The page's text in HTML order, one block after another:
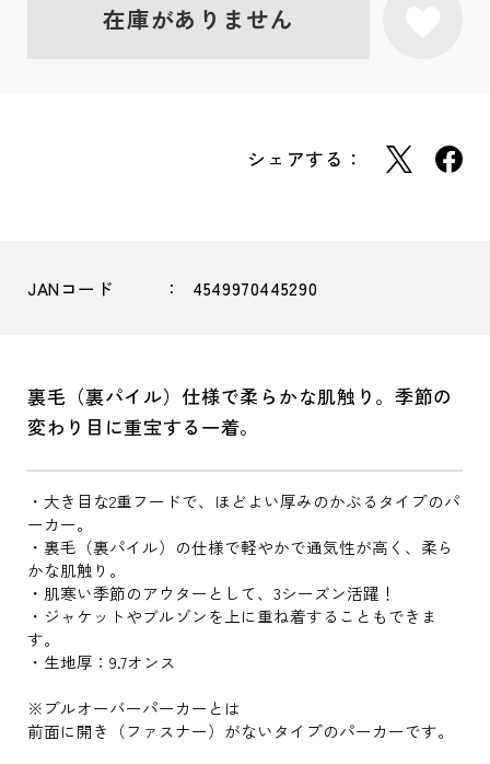
在庫がありません
シェアする：
JANコード 4549970445290
裏毛（裏パイル）仕様で柔らかな肌触り。季節の
変わり目に重宝する一着。
・大き目な2重フードで、ほどよい厚みのかぶるタイプのパ
ーカー。
・裏毛（裏パイル）の仕様で軽やかで通気性が高く、柔ら
かな肌触り。
・肌寒い季節のアウターとして、3シーズン活躍！
・ジャケットやブルゾンを上に重ね着することもできま
す。
・生地厚：9.7オンス
※プルオーバーパーカーとは
前面に開き（ファスナー）がないタイプのパーカーです。